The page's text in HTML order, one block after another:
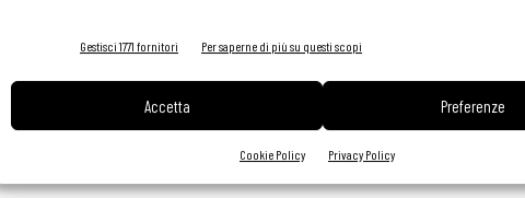
Gestisci 1771 fornitori Per saperne di più su questi scopi
Accetta Preferenze
Cookie Policy Privacy Policy